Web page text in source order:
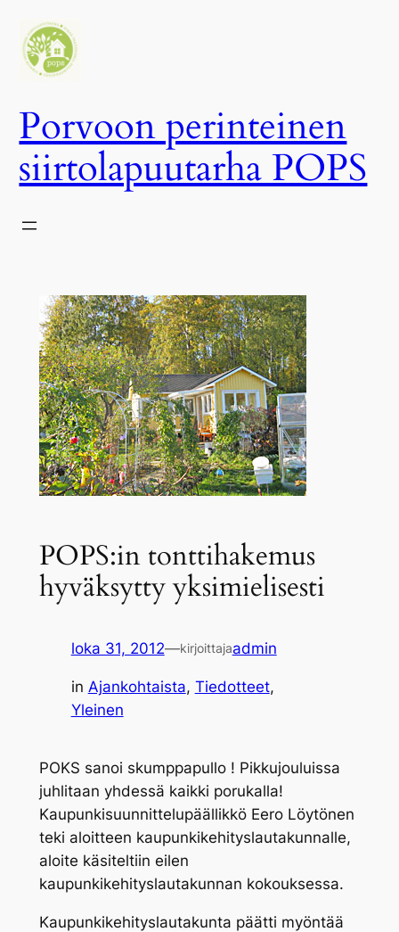
sisältöön
Porvoon perinteinen
siirtolapuutarha POPS
POPS:in tonttihakemus
hyväksytty yksimielisesti
loka 31, 2012—kirjoittajaadmin
in Ajankohtaista, Tiedotteet
Yleinen
POKS sanoi skumppapullo ! Pikkujouluissa
juhlitaan yhdessä kaikki porukalla!
Kaupunkisuunnittelupäällikkö Eero Löytönen
teki aloitteen kaupunkikehityslautakunnalle,
aloite käsiteltiin eilen
kaupunkikehityslautakunnan kokouksessa.
Kaupunkikehityslautakunta päätti myöntää